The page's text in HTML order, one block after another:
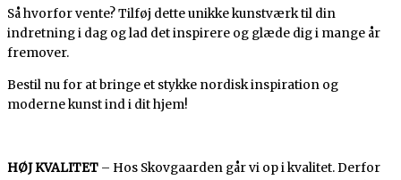
Så hvorfor vente? Tilføj dette unikke kunstværk til din
indretning i dag og lad det inspirere og glæde dig i mange år
fremover.
Bestil nu for at bringe et stykke nordisk inspiration og
moderne kunst ind i dit hjem!
HØJ KVALITET – Hos Skovgaarden går vi op i kvalitet. Derfor